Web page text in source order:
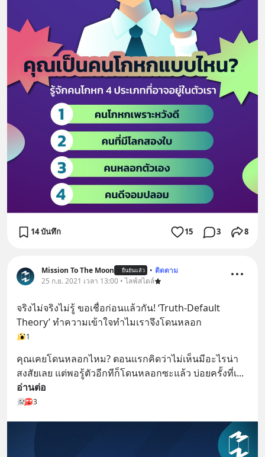
14 บันทึก 15 3 8
Mission To The Moon ยืนยันแล้ว • ติดตาม
25 ก.ย. 2021 เวลา 13:00 • ไลฟ์สไตล์
จริงไม่จริงไม่รู้ ขอเชื่อก่อนแล้วกัน! ‘Truth-Default
Theory’ ทำความเข้าใจทำไมเราจึงโดนหลอก
1
คุณเคยโดนหลอกไหม? ตอนแรกคิดว่าไม่เห็นมีอะไรน่า
สงสัยเลย แต่พอรู้ตัวอีกทีก็โดนหลอกซะแล้ว บ่อยครั้งที่เ
อ่านต่อ
3